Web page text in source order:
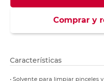
Comprar y
Características
• Solvente para limpiar pinceles